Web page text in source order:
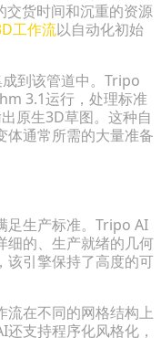
交货时间和沉重的资源
工作流以自动化初始
到该管道中。Tripo
3.1运行，处理标准
原生3D草图。这种自
体通常所需的大量准备
足生产标准。Tripo AI
细的、生产就绪的几何
该引擎保持了高度的可
流在不同的网格结构上
支持程序化风格化，